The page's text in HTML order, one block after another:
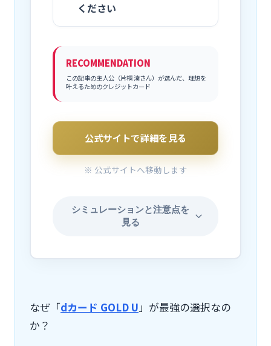
ください
RECOMMENDATION
この記事の主人公（片桐 湊さん）が選んだ、理想を
叶えるためのクレジットカード
公式サイトで詳細を見る
※ 公式サイトへ移動します
シミュレーションと注意点を
見る
なぜ「dカード GOLD U」が最強の選択なの
か？